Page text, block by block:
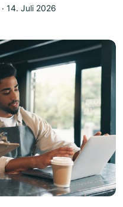
‧ 14. Juli 2026